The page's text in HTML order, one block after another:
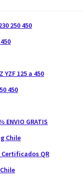
250 450
YZF 125 a 450
450
ENVIO GRATIS
Chile
Certificados QR